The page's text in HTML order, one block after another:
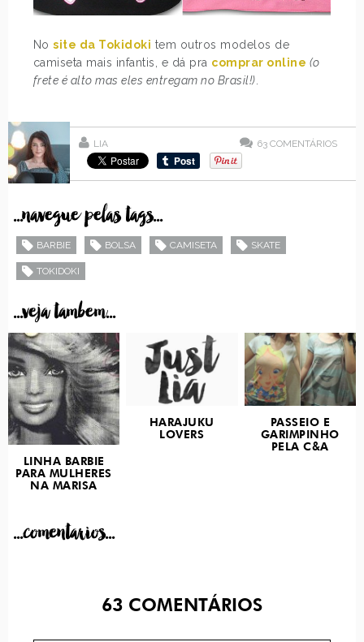
Nosite da Tokidoki tem outros modelos de
camiseta mais infantis, e dá pra comprar online (o
frete é alto mas eles entregam no Brasil!).
LIA 63 COMENTÁRIOS
...navegue pelas tags...
BARBIE BOLSA CAMISETA SKATE
TOKIDOKI
...veja tambem...
LINHA BARBIE
PARA MULHERES
NA MARISA
HARAJUKU
LOVERS
PASSEIO E
GARIMPINHO
PELA C&A
...comentarios...
63 COMENTÁRIOS